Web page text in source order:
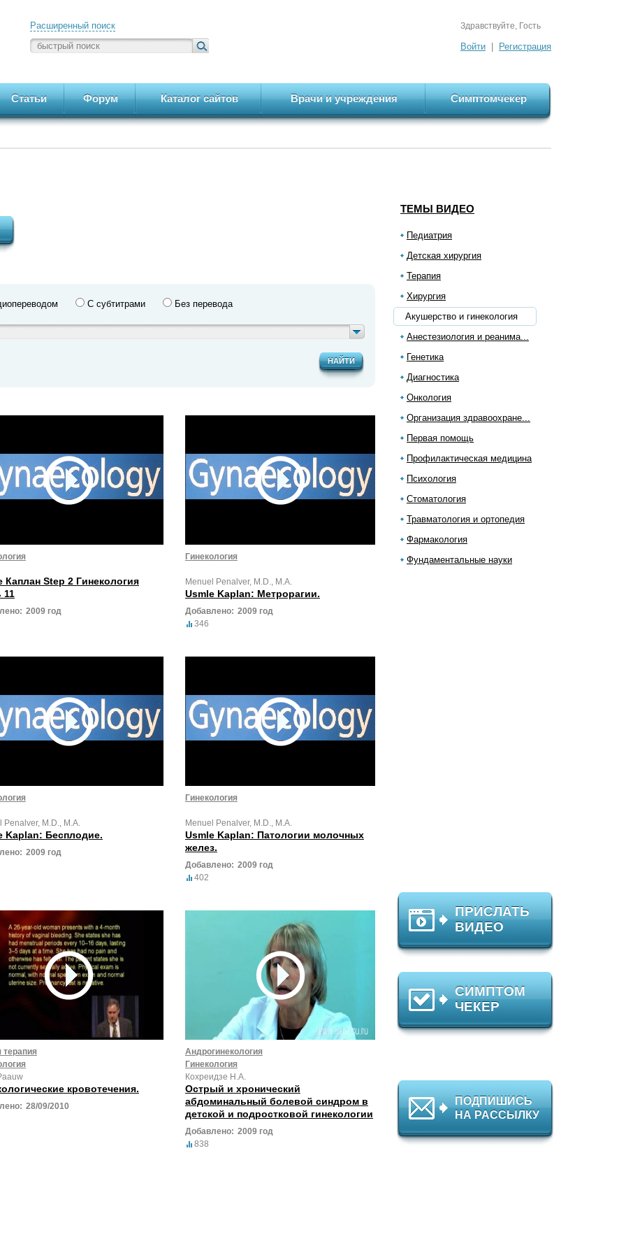
Расширенный поиск Здравствуйте, Гость
Войти Регистрация
Статьи Форум Каталог сайтов Врачи и учреждения Симптомчекер
ТЕМЫ ВИДЕО
Педиатрия
Детская хирургия
Терапия
Хирургия
Акушерство и гинекология
Анестезиология и реанима...
Генетика
Диагностика
Онкология
Организация здравоохране...
Первая помощь
Профилактическая медицина
Психология
Стоматология
Травматология и ортопедия
Фармакология
Фундаментальные науки
ПРИСЛАТЬ
ВИДЕО
СИМПТОМ
ЧЕКЕР
ПОДПИШИСЬ
НА РАССЫЛКУ
С субтитрами Без перевода
НАЙТИ
Каплан Step 2 Гинекология
11
2009 год
Гинекология
Menuel Penalver, M.D., M.A.
Usmle Kaplan: Метрорагии.
Добавлено: 2009 год
346
Penalver, M.D., M.A.
Kaplan: Бесплодие.
2009 год
Гинекология
Menuel Penalver, M.D., M.A.
Usmle Kaplan: Патологии молочных
желез.
Добавлено: 2009 год
402
кровотечения.
28/09/2010
Андрогинекология
Гинекология
Кохреидзе Н.А.
Острый и хронический
абдоминальный болевой синдром в
детской и подростковой гинекологии
Добавлено: 2009 год
838